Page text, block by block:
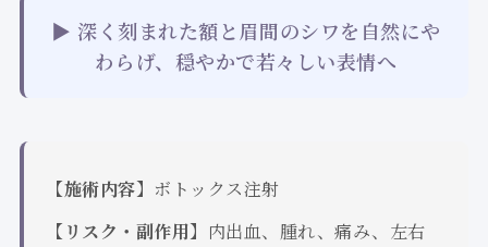
▶ 深く刻まれた額と眉間のシワを自然にや
わらげ、穏やかで若々しい表情へ
【施術内容】 ボトックス注射
【リスク・副作用】 内出血、腫れ、痛み、左右